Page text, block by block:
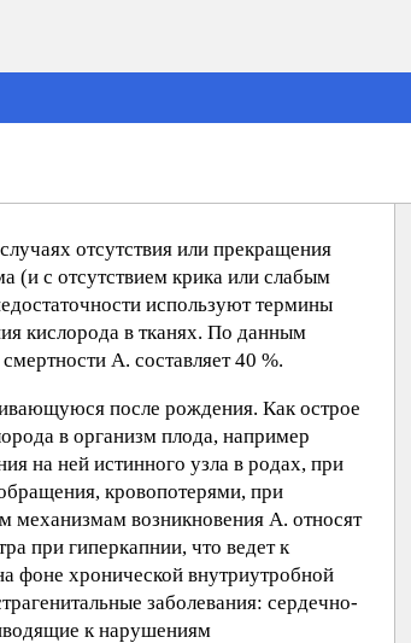
отсутствия или прекращения
(и с отсутствием крика или слабым
используют термины
кислорода в тканях. По данным
А. составляет 40 %.
после рождения. Как острое
в организм плода, например
на ней истинного узла в родах, при
кровопотерями, при
механизмам возникновения А. относят
при гиперкапнии, что ведет к
фоне хронической внутриутробной
заболевания: сердечно-
к нарушениям